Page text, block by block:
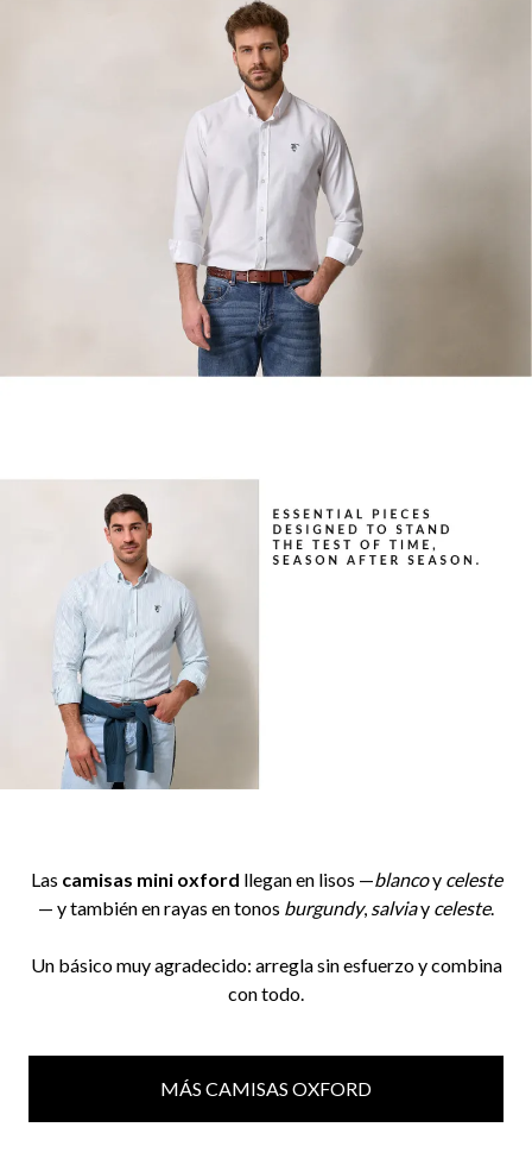
Las camisas mini oxford llegan en lisos —blancoy celeste
— y también en rayas en tonos burgundy, salviay celeste.
Un básico muy agradecido: arregla sin esfuerzo y combina
con todo.
MÁS CAMISAS OXFORD